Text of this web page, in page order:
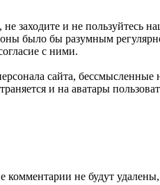
заходите и не пользуйтесь
было бы разумным
с ними.
сайта, бессмысленные
и на аватары
не будут удалены,